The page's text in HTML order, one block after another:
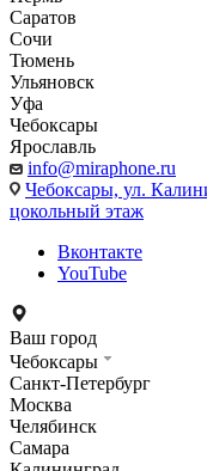
Саратов
Сочи
Тюмень
Ульяновск
Уфа
Чебоксары
Ярославль
info@miraphone.ru
Чебоксары, ул.
цокольный этаж
Вконтакте
YouTube
Ваш город
Чебоксары
Санкт-Петербург
Москва
Челябинск
Самара